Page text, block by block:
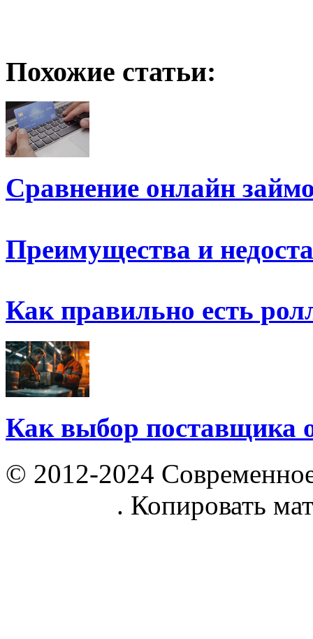
Похожие статьи:
Сравнение онлайн
Преимущества и
Как правильно есть
Как выбор поставщика
© 2012-2024
. Копировать